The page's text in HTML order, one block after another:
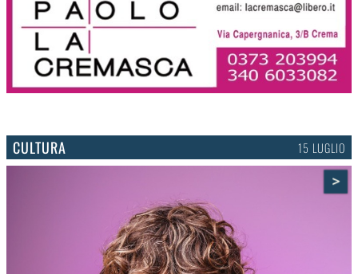
CULTURA 15 LUGLIO
>